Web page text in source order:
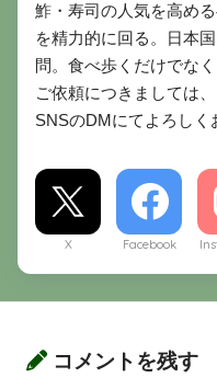
鮓・寿司の人気を高め
を精力的に回る。日本
問。食べ歩くだけでな
ご依頼につきましては
SNSのDMにてよろしく
X Facebook
コメントを残す